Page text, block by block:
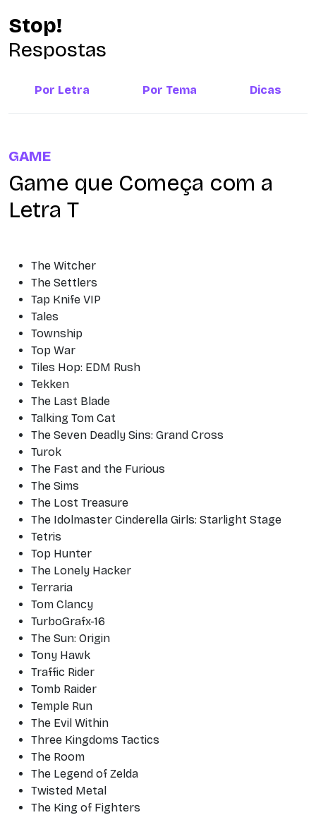
Stop!
Respostas
Por Letra Por Tema Dicas
GAME
Game que Começa com a
Letra T
The Witcher
The Settlers
Tap Knife VIP
Tales
Township
Top War
Tiles Hop: EDM Rush
Tekken
The Last Blade
Talking Tom Cat
The Seven Deadly Sins: Grand Cross
Turok
The Fast and the Furious
The Sims
The Lost Treasure
The Idolmaster Cinderella Girls: Starlight Stage
Tetris
Top Hunter
The Lonely Hacker
Terraria
Tom Clancy
TurboGrafx-16
The Sun: Origin
Tony Hawk
Traffic Rider
Tomb Raider
Temple Run
The Evil Within
Three Kingdoms Tactics
The Room
The Legend of Zelda
Twisted Metal
The King of Fighters